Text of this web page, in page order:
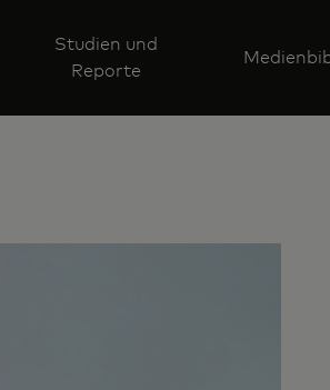
Studien und
Reporte